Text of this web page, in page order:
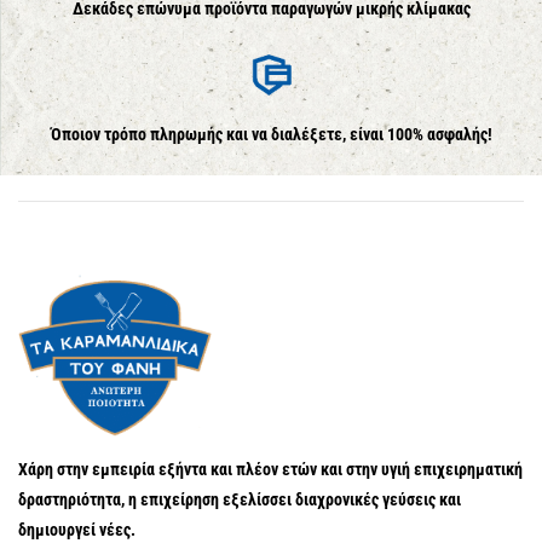
Δεκάδες επώνυμα προϊόντα παραγωγών μικρής κλίμακας
Όποιον τρόπο πληρωμής και να διαλέξετε, είναι 100% ασφαλής!
Χάρη στην εμπειρία εξήντα και πλέον ετών και στην υγιή επιχειρηματική
δραστηριότητα, η επιχείρηση εξελίσσει διαχρονικές γεύσεις και
δημιουργεί νέες.